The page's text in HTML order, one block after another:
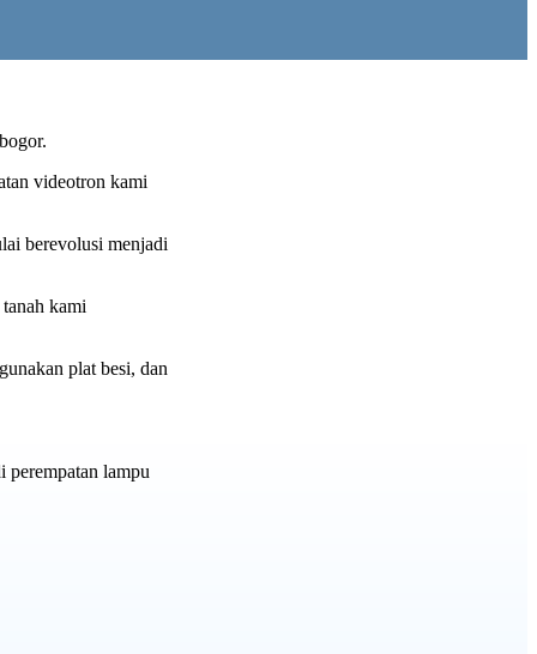
videotron kami
berevolusi menjadi
kami
plat besi, dan
perempatan lampu